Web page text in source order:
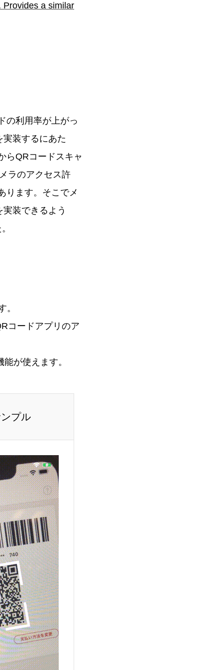
Provides a similar
の利用率が上がっ
装するにあた
らQRコードスキャ
ラのアクセス許
ります。そこでメ
装できるよう
。
コードアプリのア
が使えます。
プル